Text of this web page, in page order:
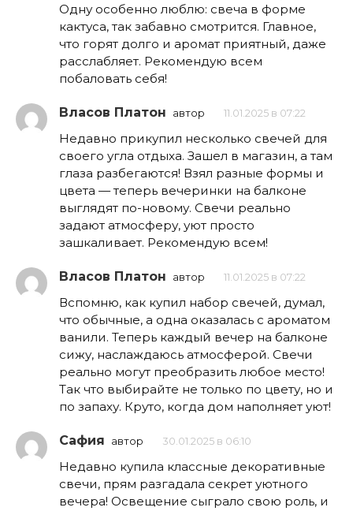
Одну особенно люблю: свеча в форме
кактуса, так забавно смотрится. Главное,
что горят долго и аромат приятный, даже
расслабляет. Рекомендую всем
побаловать себя!
Власов Платон автор 11.01.2025 в 07:22
Недавно прикупил несколько свечей для
своего угла отдыха. Зашел в магазин, а там
глаза разбегаются! Взял разные формы и
цвета — теперь вечеринки на балконе
выглядят по-новому. Свечи реально
задают атмосферу, уют просто
зашкаливает. Рекомендую всем!
Власов Платон автор 11.01.2025 в 07:22
Вспомню, как купил набор свечей, думал,
что обычные, а одна оказалась с ароматом
ванили. Теперь каждый вечер на балконе
сижу, наслаждаюсь атмосферой. Свечи
реально могут преобразить любое место!
Так что выбирайте не только по цвету, но и
по запаху. Круто, когда дом наполняет уют!
Сафия автор 30.01.2025 в 06:10
Недавно купила классные декоративные
свечи, прям разгадала секрет уютного
вечера! Освещение сыграло свою роль, и